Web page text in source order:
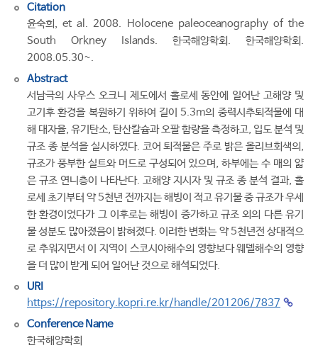
Citation
윤숙희, et al. 2008. Holocene paleoceanography of the
South Orkney Islands. 한국해양학회. 한국해양학회.
2008.05.30~.
Abstract
서남극의 사우스 오크니 제도에서 홀로세 동안에 일어난 고해양 및
고기후 환경을 복원하기 위하여 길이 5.3m의 중력시추퇴적물에 대
해 대자율, 유기탄소, 탄산칼슘과 오팔 함량을 측정하고, 입도 분석 및
규조 종 분석을 실시하였다. 코어 퇴적물은 주로 밝은 올리브회색의,
규조가 풍부한 실트와 머드로 구성되어 있으며, 하부에는 수 매의 얇
은 규조 연니층이 나타난다. 고해양 지시자 및 규조 종 분석 결과, 홀
로세 초기부터 약 5천년 전까지는 해빙이 적고 유기물 중 규조가 우세
한 환경이었다가 그 이후로는 해빙이 증가하고 규조 외의 다른 유기
물 성분도 많아졌음이 밝혀졌다. 이러한 변화는 약 5천년전 상대적으
로 추워지면서 이 지역이 스코시아해수의 영향보다 웨델해수의 영향
을 더 많이 받게 되어 일어난 것으로 해석되었다.
URI
https://repository.kopri.re.kr/handle/201206/7837
Conference Name
한국해양학회